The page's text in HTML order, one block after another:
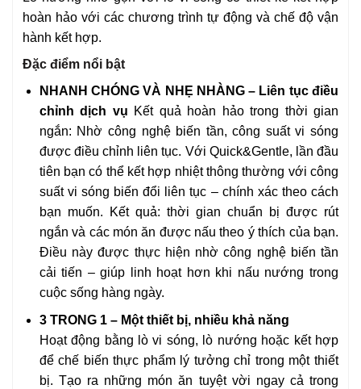
hoàn hảo với các chương trình tự động và chế độ vận
hành kết hợp.
Đặc điểm nổi bật
NHANH CHÓNG VÀ NHẸ NHÀNG – Liên tục điều
chỉnh dịch vụ Kết quả hoàn hảo trong thời gian
ngắn: Nhờ công nghệ biến tần, công suất vi sóng
được điều chỉnh liên tục. Với Quick&Gentle, lần đầu
tiên bạn có thể kết hợp nhiệt thông thường với công
suất vi sóng biến đổi liên tục – chính xác theo cách
bạn muốn. Kết quả: thời gian chuẩn bị được rút
ngắn và các món ăn được nấu theo ý thích của bạn.
Điều này được thực hiện nhờ công nghệ biến tần
cải tiến – giúp linh hoạt hơn khi nấu nướng trong
cuộc sống hàng ngày.
3 TRONG 1 – Một thiết bị, nhiều khả năng
Hoạt động bằng lò vi sóng, lò nướng hoặc kết hợp
để chế biến thực phẩm lý tưởng chỉ trong một thiết
bị. Tạo ra những món ăn tuyệt vời ngay cả trong